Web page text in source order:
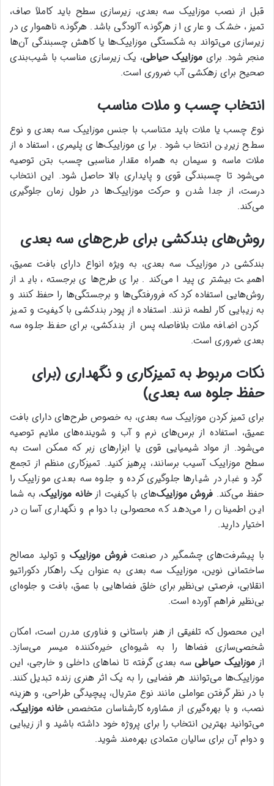
قبل از نصب موزاییک سه بعدی، زیرسازی سطح باید کاملاً صاف،
تمیز، خشک و عاری از هرگونه آلودگی باشد. هرگونه ناهمواری در
زیرسازی می‌تواند به شکستگی موزاییک‌ها یا کاهش چسبندگی آن‌ها
منجر شود. برای موزاییک حیاطی، یک زیرسازی مناسب با شیب‌بندی
صحیح برای زهکشی آب ضروری است.
انتخاب چسب و ملات مناسب
نوع چسب یا ملات باید متناسب با جنس موزاییک سه بعدی و نوع
سطح زیرین انتخاب شود. برای موزاییک‌های پلیمری، استفاده از
ملات ماسه و سیمان به همراه مقدار مناسبی چسب بتن توصیه
می‌شود تا چسبندگی قوی و پایداری بالا حاصل شود. این انتخاب
درست، از جدا شدن و حرکت موزاییک‌ها در طول زمان جلوگیری
می‌کند.
روش‌های بندکشی برای طرح‌های سه بعدی
بندکشی در موزاییک سه بعدی، به ویژه انواع دارای بافت عمیق،
اهمیت بیشتری پیدا می‌کند. برای طرح‌های برجسته، باید از
روش‌هایی استفاده کرد که فرورفتگی‌ها و برجستگی‌ها را حفظ کنند و
به زیبایی کار لطمه نزنند. استفاده از پودر بندکشی با کیفیت و تمیز
کردن اضافه ملات بلافاصله پس از بندکشی، برای حفظ جلوه سه
بعدی ضروری است.
نکات مربوط به تمیزکاری و نگهداری (برای
حفظ جلوه سه بعدی)
برای تمیز کردن موزاییک سه بعدی، به خصوص طرح‌های دارای بافت
عمیق، استفاده از برس‌های نرم و آب و شوینده‌های ملایم توصیه
می‌شود. از مواد شیمیایی قوی یا ابزارهای زبر که ممکن است به
سطح موزاییک آسیب برسانند، پرهیز کنید. تمیزکاری منظم از تجمع
گرد و غبار در شیارها جلوگیری کرده و جلوه سه بعدی موزاییک را
حفظ می‌کند. فروش موزاییک‌های با کیفیت ازخانه موزاییک، به شما
این اطمینان را می‌دهد که محصولی با دوام و نگهداری آسان در
اختیار دارید.
با پیشرفت‌های چشمگیر در صنعتفروش موزاییک و تولید مصالح
ساختمانی نوین، موزاییک سه بعدی به عنوان یک راهکار دکوراتیو
انقلابی، فرصتی بی‌نظیر برای خلق فضاهایی با عمق، بافت و جلوه‌ای
بی‌نظیر فراهم آورده است.
این محصول که تلفیقی از هنر باستانی و فناوری مدرن است، امکان
شخصی‌سازی فضاها را به شیوه‌ای خیره‌کننده میسر می‌سازد.
از موزاییک حیاطیسه بعدی گرفته تا نماهای داخلی و خارجی، این
موزاییک‌ها می‌توانند هر فضایی را به یک اثر هنری زنده تبدیل کنند.
با در نظر گرفتن عواملی مانند نوع متریال، پیچیدگی طراحی، و هزینه
نصب، و با بهره‌گیری از مشاوره کارشناسان متخصص خانه موزاییک،
می‌توانید بهترین انتخاب را برای پروژه خود داشته باشید و از زیبایی
و دوام آن برای سالیان متمادی بهره‌مند شوید.